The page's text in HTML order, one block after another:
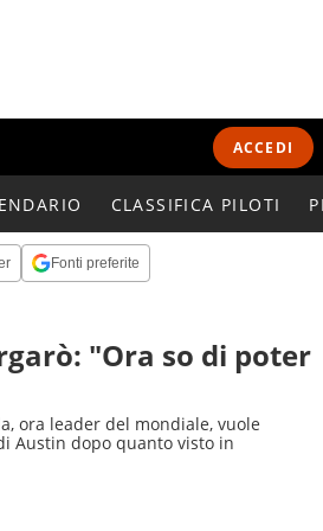
ACCEDI
CLASSIFICA PILOTI
Fonti preferite
"Ora so di poter
ora leader del mondiale, vuole
Austin dopo quanto visto in